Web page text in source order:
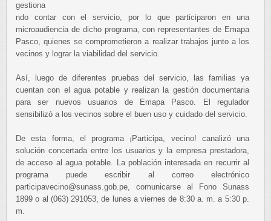
gestiona
ndo contar con el servicio, por lo que participaron en una
microaudiencia de dicho programa, con representantes de Emapa
Pasco, quienes se comprometieron a realizar trabajos junto a los
vecinos y lograr la viabilidad del servicio.
Así, luego de diferentes pruebas del servicio, las familias ya
cuentan con el agua potable y realizan la gestión documentaria
para ser nuevos usuarios de Emapa Pasco. El regulador
sensibilizó a los vecinos sobre el buen uso y cuidado del servicio.
De esta forma, el programa ¡Participa, vecino! canalizó una
solución concertada entre los usuarios y la empresa prestadora,
de acceso al agua potable. La población interesada en recurrir al
programa puede escribir al correo electrónico
participavecino@sunass.gob.pe, comunicarse al Fono Sunass
1899 o al (063) 291053, de lunes a viernes de 8:30 a. m. a 5:30 p.
m.